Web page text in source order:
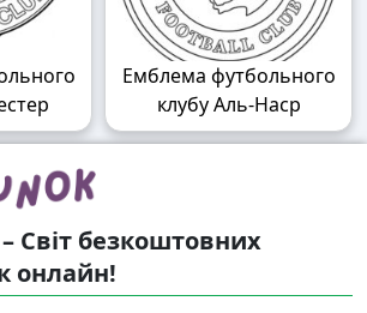
Емблема футбольного
клубу Аль-Наср
Світ безкоштовних
онлайн!